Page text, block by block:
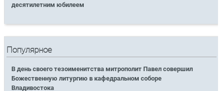
десятилетним юбилеем
Популярное
В день своего тезоименитства митрополит Павел совершил
Божественную литургию в кафедральном соборе
Владивостока